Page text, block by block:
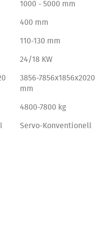
1000 - 5000 mm
400 mm
110-130 mm
24/18 KW
3856-7856x1856x2020
mm
4800-7800 kg
Servo-Konventionell